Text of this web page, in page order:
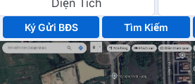
Ký Gửi BĐS